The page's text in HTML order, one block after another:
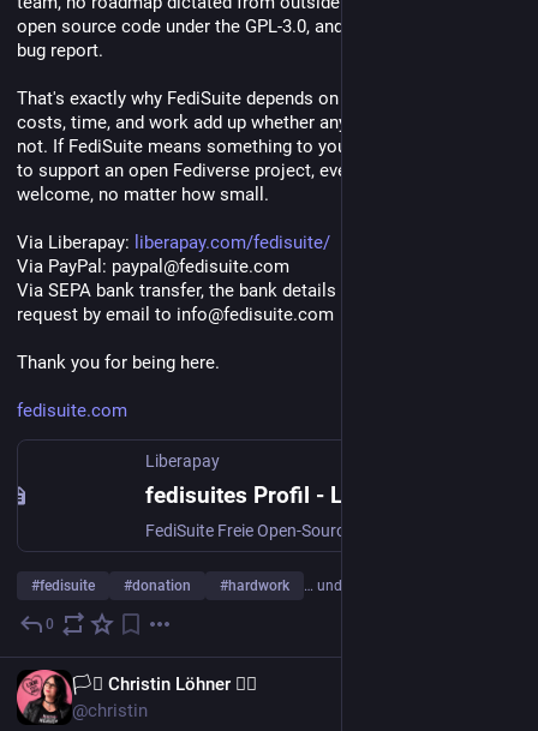
open source code under the GPL-3.0, and an open ear for every
bug report.
That's exactly why FediSuite depends on donations. Server
costs, time, and work add up whether anyone is watching or
not. If FediSuite means something to you, or you simply want
to support an open Fediverse project, every donation is
welcome, no matter how small.
Via Liberapay: liberapay.com/fedisuite/
Via PayPal: paypal@fedisuite.com
Via SEPA bank transfer, the bank details are available on
request by email to info@fedisuite.com
Thank you for being here.
fedisuite.com
Liberapay
fedisuites Profil - Liberapay
#fedisuite #donation #hardwork … und 4 weitere
0
🏳️‍⚧️ Christin Löhner 🏳️‍🌈
@christin